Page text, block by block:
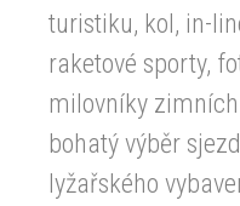
turistiku, kol, in-
raketové sporty,
milovníky
bohatý výběr
lyžařského